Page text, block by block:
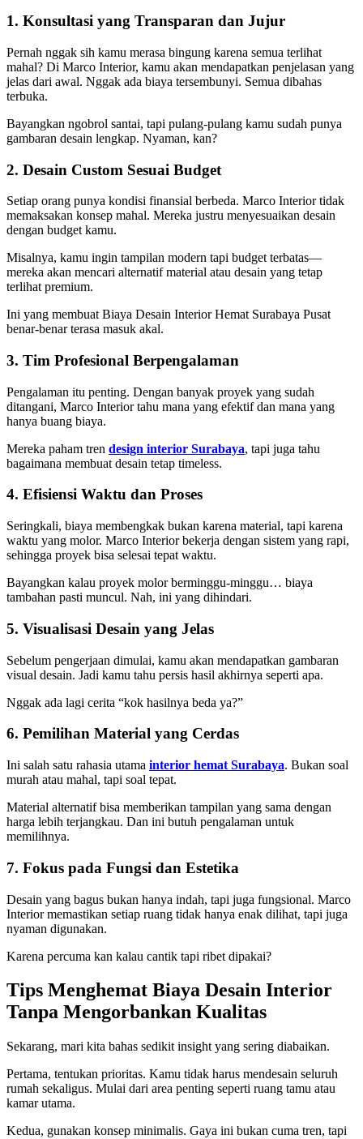
1. Konsultasi yang Transparan dan Jujur
Pernah nggak sih kamu merasa bingung karena semua terlihat
mahal? Di Marco Interior, kamu akan mendapatkan penjelasan yang
jelas dari awal. Nggak ada biaya tersembunyi. Semua dibahas
terbuka.
Bayangkan ngobrol santai, tapi pulang-pulang kamu sudah punya
gambaran desain lengkap. Nyaman, kan?
2. Desain Custom Sesuai Budget
Setiap orang punya kondisi finansial berbeda. Marco Interior tidak
memaksakan konsep mahal. Mereka justru menyesuaikan desain
dengan budget kamu.
Misalnya, kamu ingin tampilan modern tapi budget terbatas—
mereka akan mencari alternatif material atau desain yang tetap
terlihat premium.
Ini yang membuat Biaya Desain Interior Hemat Surabaya Pusat
benar-benar terasa masuk akal.
3. Tim Profesional Berpengalaman
Pengalaman itu penting. Dengan banyak proyek yang sudah
ditangani, Marco Interior tahu mana yang efektif dan mana yang
hanya buang biaya.
Mereka paham tren design interior Surabaya, tapi juga tahu
bagaimana membuat desain tetap timeless.
4. Efisiensi Waktu dan Proses
Seringkali, biaya membengkak bukan karena material, tapi karena
waktu yang molor. Marco Interior bekerja dengan sistem yang rapi,
sehingga proyek bisa selesai tepat waktu.
Bayangkan kalau proyek molor berminggu-minggu… biaya
tambahan pasti muncul. Nah, ini yang dihindari.
5. Visualisasi Desain yang Jelas
Sebelum pengerjaan dimulai, kamu akan mendapatkan gambaran
visual desain. Jadi kamu tahu persis hasil akhirnya seperti apa.
Nggak ada lagi cerita “kok hasilnya beda ya?”
6. Pemilihan Material yang Cerdas
Ini salah satu rahasia utama interior hemat Surabaya. Bukan soal
murah atau mahal, tapi soal tepat.
Material alternatif bisa memberikan tampilan yang sama dengan
harga lebih terjangkau. Dan ini butuh pengalaman untuk
memilihnya.
7. Fokus pada Fungsi dan Estetika
Desain yang bagus bukan hanya indah, tapi juga fungsional. Marco
Interior memastikan setiap ruang tidak hanya enak dilihat, tapi juga
nyaman digunakan.
Karena percuma kan kalau cantik tapi ribet dipakai?
Tips Menghemat Biaya Desain Interior
Tanpa Mengorbankan Kualitas
Sekarang, mari kita bahas sedikit insight yang sering diabaikan.
Pertama, tentukan prioritas. Kamu tidak harus mendesain seluruh
rumah sekaligus. Mulai dari area penting seperti ruang tamu atau
kamar utama.
Kedua, gunakan konsep minimalis. Gaya ini bukan cuma tren, tapi